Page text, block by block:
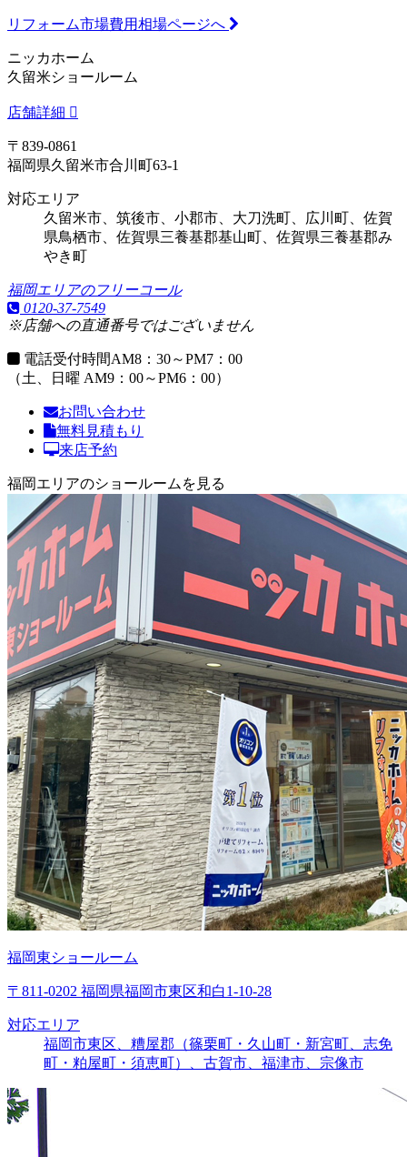
リフォーム市場費用相場ページへ
ニッカホーム
久留米ショールーム
店舗詳細
〒839-0861
福岡県久留米市合川町63-1
対応エリア
久留米市、筑後市、小郡市、大刀洗町、広川町、佐賀
県鳥栖市、佐賀県三養基郡基山町、佐賀県三養基郡み
やき町
福岡エリアのフリーコール
0120-37-7549
※店舗への直通番号ではございません
電話受付時間AM8：30～PM7：00
（土、日曜 AM9：00～PM6：00）
お問い合わせ
無料見積もり
来店予約
福岡エリアのショールームを見る
福岡東ショールーム
〒811-0202 福岡県福岡市東区和白1-10-28
対応エリア
福岡市東区、糟屋郡（篠栗町・久山町・新宮町、志免
町・粕屋町・須恵町）、古賀市、福津市、宗像市